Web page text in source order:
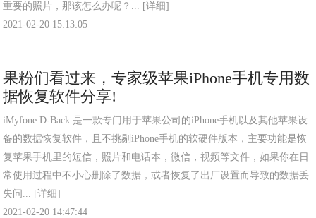
重要的照片，那该怎么办呢？... [详细]
2021-02-20 15:13:05
果粉们看过来，专家级苹果iPhone手机专用数
据恢复软件分享!
iMyfone D-Back 是一款专门用于苹果公司的iPhone手机以及其他苹果设
备的数据恢复软件，且不挑剔iPhone手机的软硬件版本，主要功能是恢
复苹果手机里的短信，照片和电话本，微信，视频等文件，如果你在日
常使用过程中不小心删除了数据，或者恢复了出厂设置而导致的数据丢
失问... [详细]
2021-02-20 14:47:44